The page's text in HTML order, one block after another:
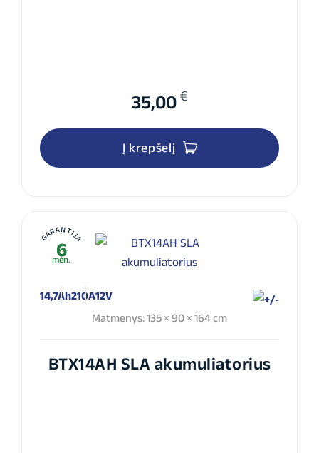
35,00 €
Į krepšelį
GARANTIJA
6
mėn.
14,7Ah210A12V
Matmenys: 135 × 90 × 164 cm
BTX14AH SLA akumuliatorius